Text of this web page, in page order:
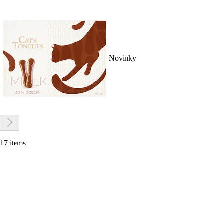
Novinky
17 items